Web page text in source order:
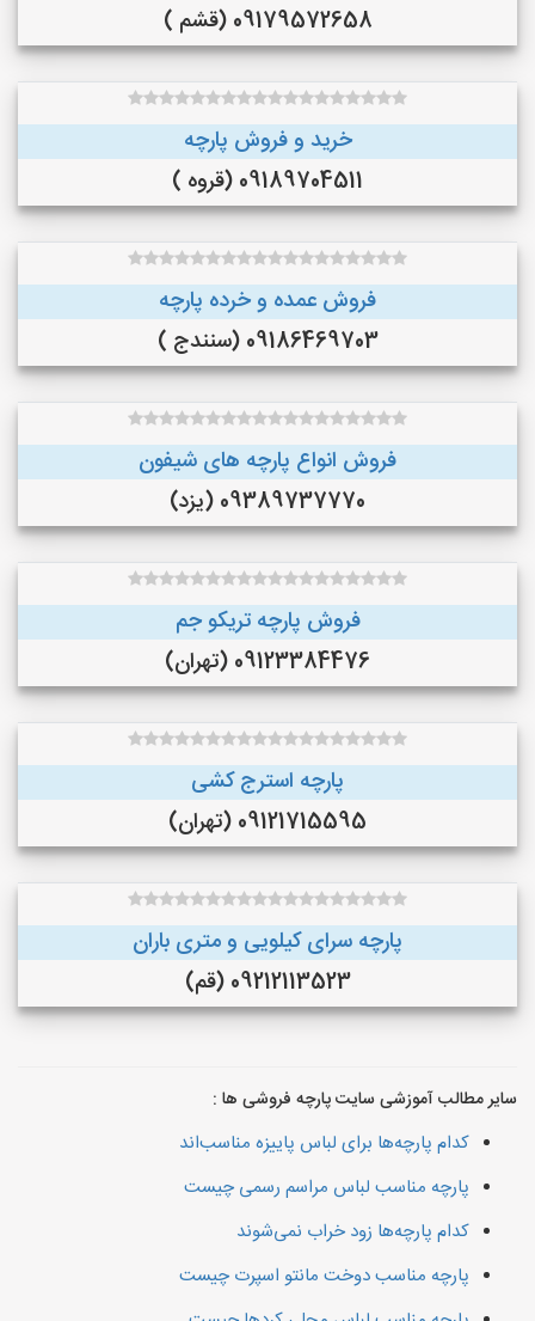
09179572658 (قشم )
خرید و فروش پارچه
09189704511 (قروه )
فروش عمده و خرده پارچه
09186469703 (سنندج )
فروش انواع پارچه های شیفون
09389737770 (یزد)
فروش پارچه تریکو جم
09123384476 (تهران)
پارچه استرج کشی
09121715595 (تهران)
پارچه سرای کیلویی و متری باران
09212113523 (قم)
سایر مطالب آموزشی سایت پارچه فروشی ها :
کدام پارچه‌ها برای لباس پاییزه مناسب‌اند
پارچه مناسب لباس مراسم رسمی چیست
کدام پارچه‌ها زود خراب نمی‌شوند
پارچه مناسب دوخت مانتو اسپرت چیست